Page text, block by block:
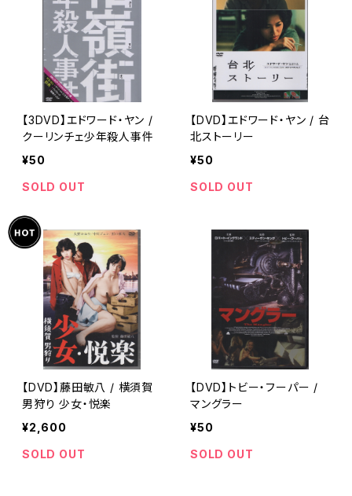
【3DVD】エドワード・ヤン /
クーリンチェ少年殺人事件
¥50
SOLD OUT
【DVD】エドワード・ヤン / 台
北ストーリー
¥50
SOLD OUT
【DVD】藤田敏八 / 横須賀
男狩り 少女・悦楽
¥2,600
SOLD OUT
【DVD】トビー・フーパー /
マングラー
¥50
SOLD OUT